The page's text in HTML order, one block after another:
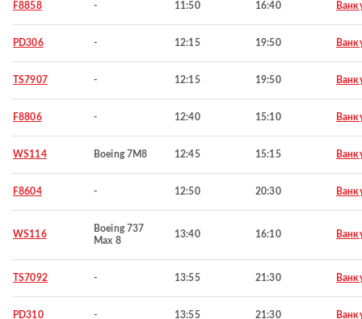
F8858 - 11:50 16:40
PD306 - 12:15 19:50
TS7907 - 12:15 19:50
F8806 - 12:40 15:10
WS114 Boeing 7M8 12:45 15:15
F8604 - 12:50 20:30
WS116
Boeing 737
Max 8
13:40 16:10
TS7092 - 13:55 21:30
PD310 - 13:55 21:30